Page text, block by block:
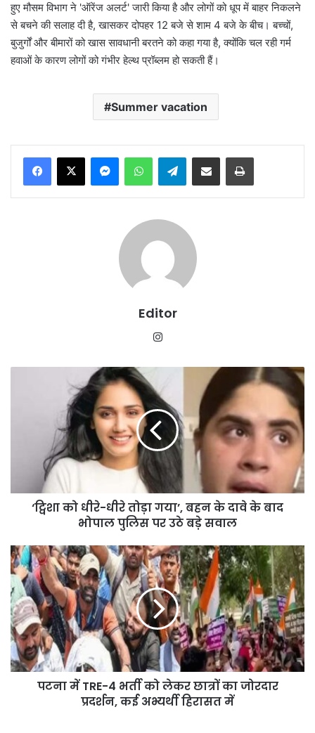
हुए मौसम विभाग ने 'ऑरेंज अलर्ट' जारी किया है और लोगों को धूप में बाहर निकलने
से बचने की सलाह दी है, खासकर दोपहर 12 बजे से शाम 4 बजे के बीच। बच्चों,
बुजुर्गों और बीमारों को खास सावधानी बरतने को कहा गया है, क्योंकि चल रही गर्म
हवाओं के कारण लोगों को गंभीर हेल्थ प्रॉब्लम हो सकती हैं।
Summer vacation
MessengerWhatsAppTelegramShare via Email Print
Editor
दावे
पुलिस
पर
उठे
बड़े
सवाल
‘ट्विशा को धीरे-धीरे तोड़ा गया’, बहन के दावे के बाद
भोपाल पुलिस पर उठे बड़े सवाल
पटना
में
TRE-
4
भर्ती
को
लेकर
छात्रों
का
पटना में TRE-4 भर्ती को लेकर छात्रों का जोरदार
प्रदर्शन, कई अभ्यर्थी हिरासत में